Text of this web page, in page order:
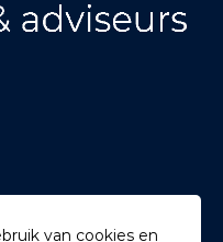
van cookies en